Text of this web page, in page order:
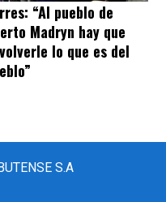
“Al pueblo de
Madryn hay que
lo que es del
S.A